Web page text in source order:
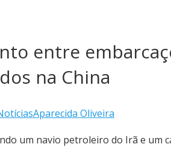
entre
na China
Aparecida Oliveira
um navio petroleiro do Irã e um